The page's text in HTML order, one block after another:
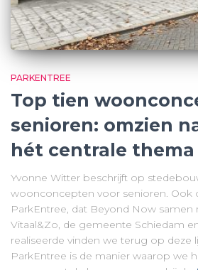
PARKENTREE
Top tien
senioren: omzien
hét centrale thema
Yvonne Witter beschrijft op
woonconcepten voor senioren. Ook
ParkEntree, dat Beyond Now
Vitaal&Zo, de gemeente Schiedam
realiseerde vinden we terug op deze
ParkEntree is de manier waarop we